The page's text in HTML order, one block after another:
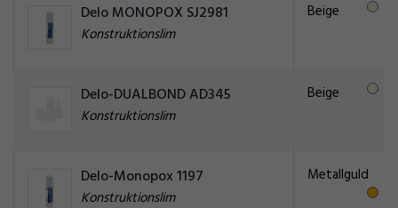
Delo MONOPOX SJ2981
Konstruktionslim
Beige
Delo-DUALBOND AD345
Konstruktionslim
Beige
Delo-Monopox 1197
Konstruktionslim
Metallguld